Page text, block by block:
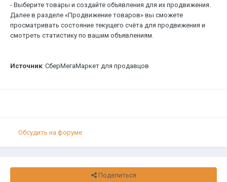
- Выберите товары и создайте объявления для их продвижения.
Далее в разделе «Продвижение товаров» вы сможете
просматривать состояние текущего счёта для продвижения и
смотреть статистику по вашим объявлениям.
Источник: СберМегаМаркет для продавцов
Обсудить на форуме
Поделиться